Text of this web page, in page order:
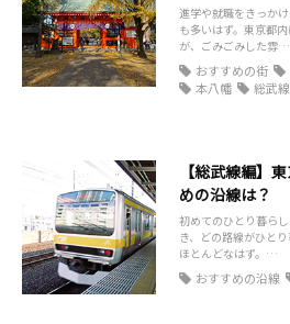
進学や就職をきっか
も多いはず。東京都
が、ごみごみした雰…
おすすめの街
本八幡
総武線
【総武線編】
めの沿線は？
初めてのひとり暮ら
き、どの路線がひと
ほとんどなはず。…
おすすめの沿線